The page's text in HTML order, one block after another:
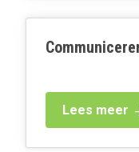
Lees meer